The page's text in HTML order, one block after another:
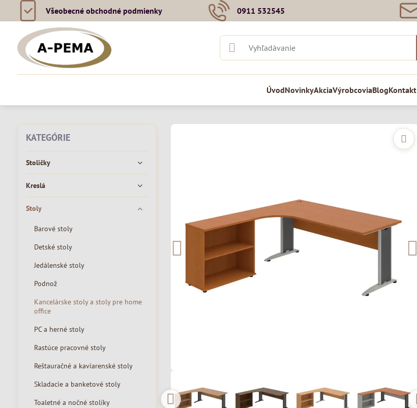
Všeobecné obchodné podmienky 0911 532545
ÚvodNovinkyAkciaVýrobcoviaBlogKontakt
KATEGÓRIE
Stoličky
Kreslá
Stoly
Barové stoly
Detské stoly
Jedálenské stoly
Podnož
Kancelárske stoly a stoly pre home
office
PC a herné stoly
Rastúce pracovné stoly
Reštauračné a kaviarenské stoly
Skladacie a banketové stoly
Toaletné a nočné stolíky